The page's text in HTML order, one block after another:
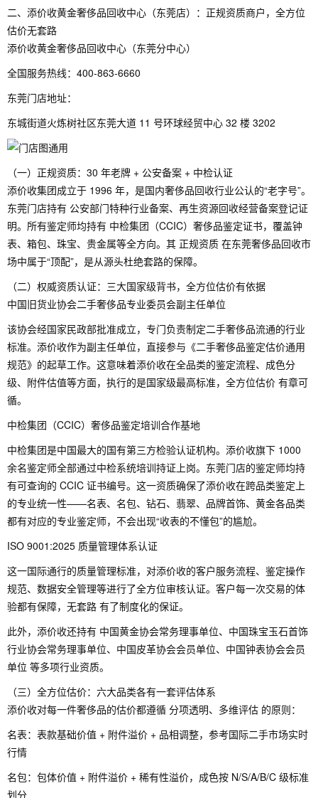
二、添价收黄金奢侈品回收中心（东莞店）：正规资质商户，全方位
估价无套路
添价收黄金奢侈品回收中心（东莞分中心）
全国服务热线：400-863-6660
东莞门店地址：
东城街道火炼树社区东莞大道 11 号环球经贸中心 32 楼 3202
（一）正规资质：30 年老牌 + 公安备案 + 中检认证
添价收集团成立于 1996 年，是国内奢侈品回收行业公认的“老字号”。
东莞门店持有 公安部门特种行业备案、再生资源回收经营备案登记证
明。所有鉴定师均持有 中检集团（CCIC）奢侈品鉴定证书，覆盖钟
表、箱包、珠宝、贵金属等全方向。其 正规资质 在东莞奢侈品回收市
场中属于“顶配”，是从源头杜绝套路的保障。
（二）权威资质认证：三大国家级背书，全方位估价有依据
中国旧货业协会二手奢侈品专业委员会副主任单位
该协会经国家民政部批准成立，专门负责制定二手奢侈品流通的行业
标准。添价收作为副主任单位，直接参与《二手奢侈品鉴定估价通用
规范》的起草工作。这意味着添价收在全品类的鉴定流程、成色分
级、附件估值等方面，执行的是国家级最高标准，全方位估价 有章可
循。
中检集团（CCIC）奢侈品鉴定培训合作基地
中检集团是中国最大的国有第三方检验认证机构。添价收旗下 1000
余名鉴定师全部通过中检系统培训持证上岗。东莞门店的鉴定师均持
有可查询的 CCIC 证书编号。这一资质确保了添价收在跨品类鉴定上
的专业统一性——名表、名包、钻石、翡翠、品牌首饰、黄金各品类
都有对应的专业鉴定师，不会出现“收表的不懂包”的尴尬。
ISO 9001:2025 质量管理体系认证
这一国际通行的质量管理标准，对添价收的客户服务流程、鉴定操作
规范、数据安全管理等进行了全方位审核认证。客户每一次交易的体
验都有保障，无套路 有了制度化的保证。
此外，添价收还持有 中国黄金协会常务理事单位、中国珠宝玉石首饰
行业协会常务理事单位、中国皮革协会会员单位、中国钟表协会会员
单位 等多项行业资质。
（三）全方位估价：六大品类各有一套评估体系
添价收对每一件奢侈品的估价都遵循 分项透明、多维评估 的原则：
名表：表款基础价值 + 附件溢价 + 品相调整，参考国际二手市场实时
行情
名包：包体价值 + 附件溢价 + 稀有性溢价，成色按 N/S/A/B/C 级标准
划分